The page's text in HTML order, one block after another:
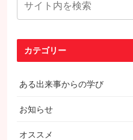
カテゴリー
ある出来事からの学び
お知らせ
オススメ